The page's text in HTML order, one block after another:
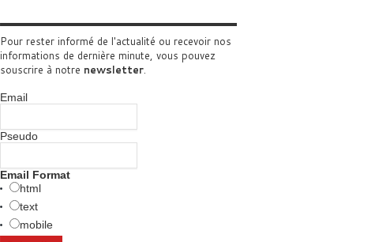
Pour rester informé de l'actualité ou recevoir nos
informations de dernière minute, vous pouvez
souscrire à notre newsletter.
Email
Pseudo
Email Format
html
text
mobile